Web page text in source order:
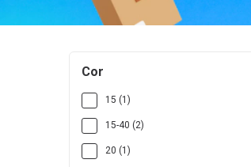
Cor
15 (1)
15-40 (2)
20 (1)